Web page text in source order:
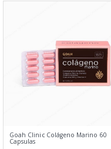
Goah Clinic Colágeno Marino 60
Capsulas